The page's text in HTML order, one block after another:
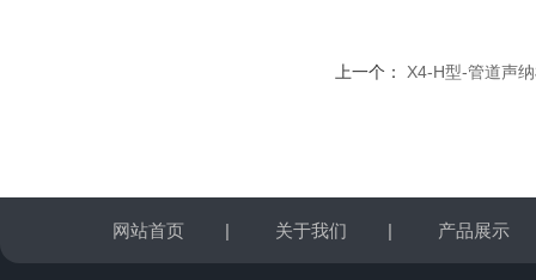
上一个： X4-H型-管道声
网站首页 | 关于我们 | 产品展示